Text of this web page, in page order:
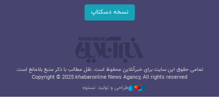
نسخه دسکتاپ
تمامی حقوق این سایت برای خبرآنلاین محفوظ است. نقل مطالب با ذکر منبع بلامانع است.
Copyright © 2025 khabaronline News Agancy, All rights reserved
طراحی و تولید: نستوه